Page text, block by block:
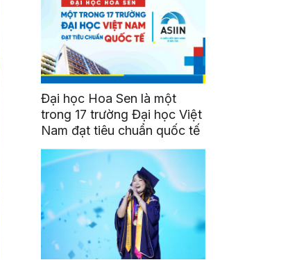
Đại học Hoa Sen là một
trong 17 trường Đại học Việt
Nam đạt tiêu chuẩn quốc tế